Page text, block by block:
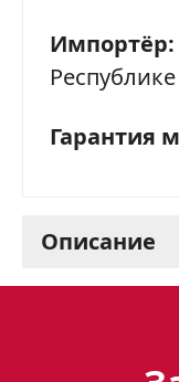
Импортёр:
Гарантия
Описание